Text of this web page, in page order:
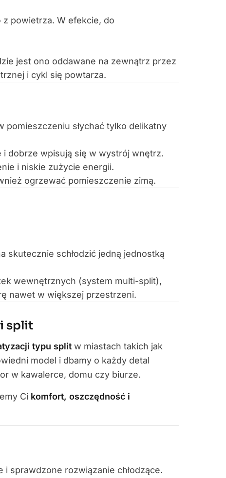
z powietrza. W efekcie, do
jest ono oddawane na zewnątrz przez
i cykl się powtarza.
pomieszczeniu słychać tylko delikatny
i dobrze wpisują się w wystrój wnętrz.
i niskie zużycie energii.
ogrzewać pomieszczenie zimą.
skutecznie schłodzić jedną jednostką
wewnętrznych (system multi-split),
nawet w większej przestrzeni.
split
typu split w miastach takich jak
model i dbamy o każdy detal
w kawalerce, domu czy biurze.
Ci komfort, oszczędność i
sprawdzone rozwiązanie chłodzące.